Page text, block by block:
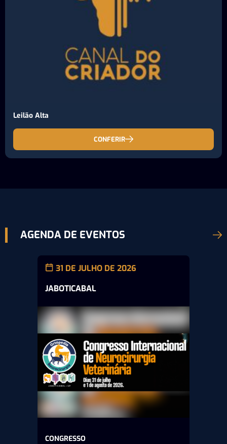
Leilão Alta
CONFERIR
AGENDA DE EVENTOS
31 DE JULHO DE 2026
JABOTICABAL
CONGRESSO